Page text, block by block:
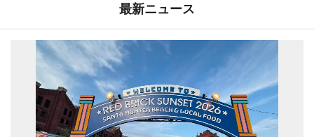
最新ニュース